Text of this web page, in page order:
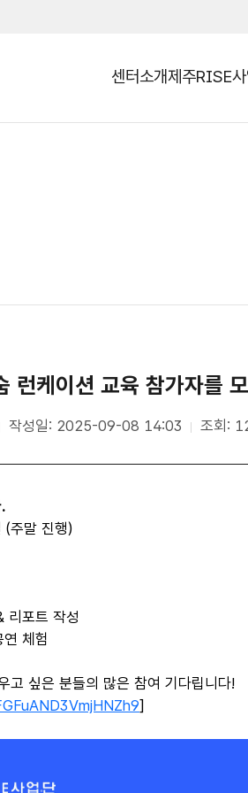
센터소개제주RISE
런케이션 교육 참가자를
작성일: 2025-09-08 14:03 조회:
.
(주말 진행)
리포트 작성
연 체험
고 싶은 분들의 많은 참여 기다립니다!
]